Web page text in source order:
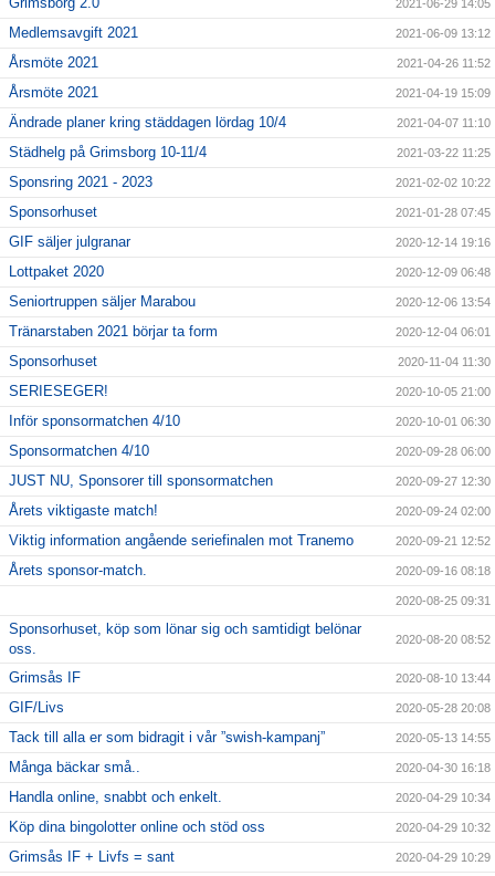
2021-06-29 14:05
Medlemsavgift 2021 2021-06-09 13:12
Årsmöte 2021 2021-04-26 11:52
Årsmöte 2021 2021-04-19 15:09
Ändrade planer kring städdagen lördag 10/4 2021-04-07 11:10
Städhelg på Grimsborg 10-11/4 2021-03-22 11:25
Sponsring 2021 - 2023 2021-02-02 10:22
Sponsorhuset 2021-01-28 07:45
GIF säljer julgranar 2020-12-14 19:16
Lottpaket 2020 2020-12-09 06:48
Seniortruppen säljer Marabou 2020-12-06 13:54
Tränarstaben 2021 börjar ta form 2020-12-04 06:01
Sponsorhuset 2020-11-04 11:30
SERIESEGER! 2020-10-05 21:00
Inför sponsormatchen 4/10 2020-10-01 06:30
Sponsormatchen 4/10 2020-09-28 06:00
JUST NU, Sponsorer till sponsormatchen 2020-09-27 12:30
Årets viktigaste match! 2020-09-24 02:00
Viktig information angående seriefinalen mot Tranemo 2020-09-21 12:52
Årets sponsor-match. 2020-09-16 08:18
2020-08-25 09:31
Sponsorhuset, köp som lönar sig och samtidigt belönar
oss.
2020-08-20 08:52
Grimsås IF 2020-08-10 13:44
GIF/Livs 2020-05-28 20:08
Tack till alla er som bidragit i vår ”swish-kampanj” 2020-05-13 14:55
Många bäckar små.. 2020-04-30 16:18
Handla online, snabbt och enkelt. 2020-04-29 10:34
Köp dina bingolotter online och stöd oss 2020-04-29 10:32
Grimsås IF + Livfs = sant 2020-04-29 10:29